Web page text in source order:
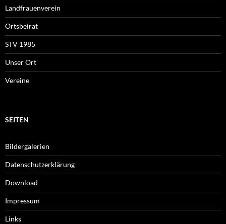
Landfrauenverein
Ortsbeirat
STV 1985
Unser Ort
Vereine
SEITEN
Bildergalerien
Datenschutzerklärung
Download
Impressum
Links